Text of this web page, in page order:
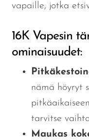
vapaille, jotka
16K Vapesin
ominaisuudet:
nämä höyryt
tarvitse
Maukas